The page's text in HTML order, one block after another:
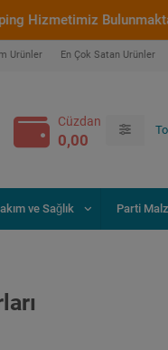
Bulunmaktadır.
Ürünler En Çok Satan Ürünler
Cüzdan
0,00
ve Sağlık Parti